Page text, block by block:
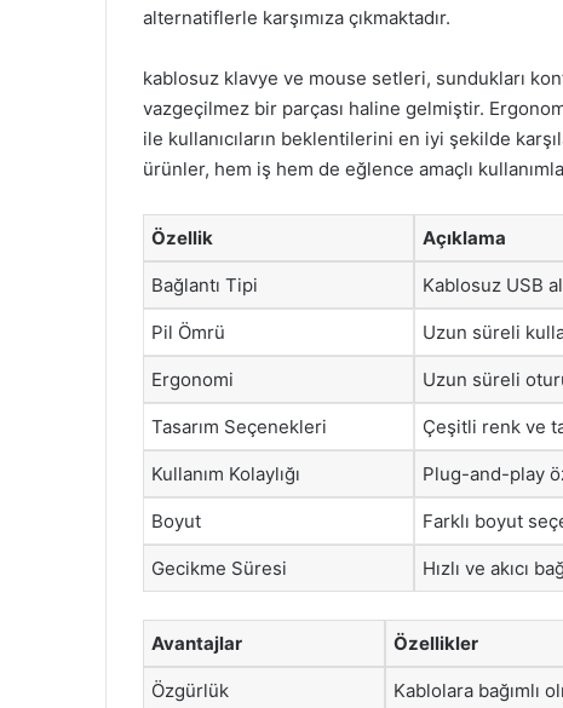
alternatiflerle karşımıza çıkmaktadır.
kablosuz klavye ve mouse setleri, sundukları
vazgeçilmez bir parçası haline gelmiştir.
ile kullanıcıların beklentilerini en iyi şekilde
ürünler, hem iş hem de eğlence amaçlı
Özellik Açıklama
Bağlantı Tipi Kablosuz USB
Pil Ömrü Uzun süreli
Ergonomi Uzun süreli
Tasarım Seçenekleri Çeşitli renk ve
Kullanım Kolaylığı Plug-and-play
Boyut Farklı boyut
Gecikme Süresi Hızlı ve akıcı
Avantajlar Özellikler
Özgürlük Kablolara bağımlı